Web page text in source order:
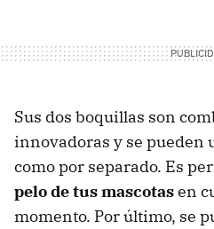
Sus dos boquillas son
innovadoras y se pueden
como por separado. Es
pelo de tus mascotasen
momento. Por último, se